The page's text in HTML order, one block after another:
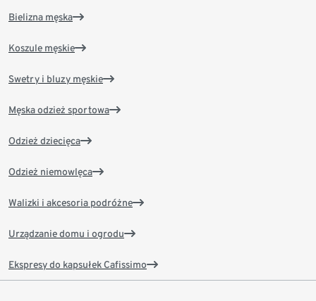
Bielizna męska
Koszule męskie
Swetry i bluzy męskie
Męska odzież sportowa
Odzież dziecięca
Odzież niemowlęca
Walizki i akcesoria podróżne
Urządzanie domu i ogrodu
Ekspresy do kapsułek Cafissimo